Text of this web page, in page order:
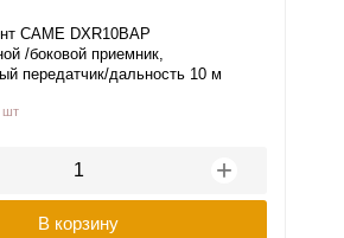
СAME DXR10BAP
/боковой приемник,
передатчик/дальность 10 м
шт
+
В корзину